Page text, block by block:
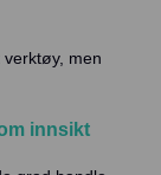
men
innsikt